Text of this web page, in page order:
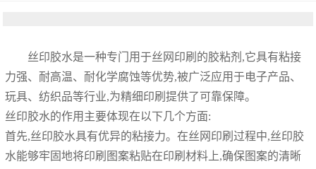
丝印胶水是一种专门用于丝网印刷的胶粘剂,它具有粘接
力强、耐高温、耐化学腐蚀等优势,被广泛应用于电子产品、
玩具、纺织品等行业,为精细印刷提供了可靠保障。
丝印胶水的作用主要体现在以下几个方面:
首先,丝印胶水具有优异的粘接力。在丝网印刷过程中,丝印胶
水能够牢固地将印刷图案粘贴在印刷材料上,确保图案的清晰